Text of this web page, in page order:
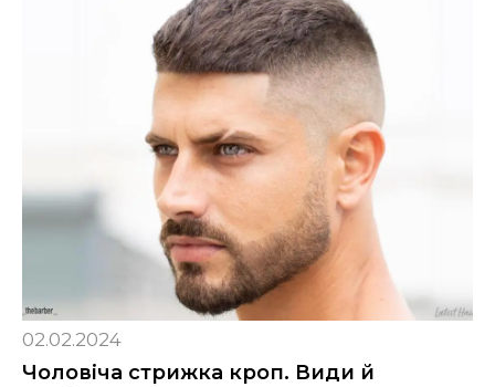
02.02.2024
Чоловіча стрижка кроп. Види й